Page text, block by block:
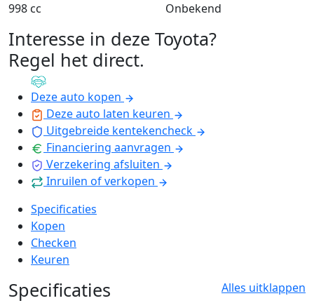
998 cc
Onbekend
Interesse in deze Toyota?
Regel het direct.
Deze auto kopen
Deze auto laten keuren
Uitgebreide kentekencheck
Financiering aanvragen
Verzekering afsluiten
Inruilen of verkopen
Specificaties
Kopen
Checken
Keuren
Specificaties Alles uitklappen